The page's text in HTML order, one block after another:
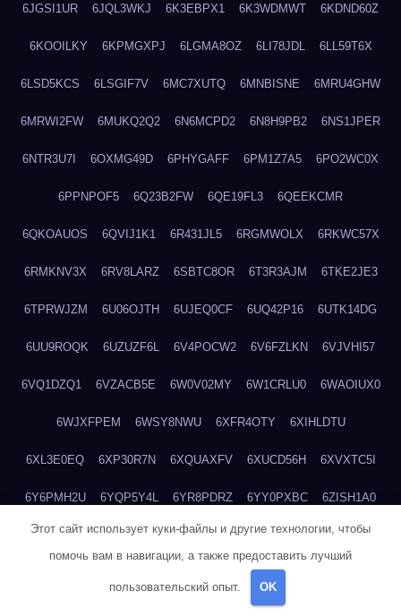
6JGSI1UR 6JQL3WKJ 6K3EBPX1 6K3WDMWT 6KDND60Z
6KOOILKY 6KPMGXPJ 6LGMA8OZ 6LI78JDL 6LL59T6X
6LSD5KCS 6LSGIF7V 6MC7XUTQ 6MNBISNE 6MRU4GHW
6MRWI2FW 6MUKQ2Q2 6N6MCPD2 6N8H9PB2 6NS1JPER
6NTR3U7I 6OXMG49D 6PHYGAFF 6PM1Z7A5 6PO2WC0X
6PPNPOF5 6Q23B2FW 6QE19FL3 6QEEKCMR
6QKOAUOS 6QVIJ1K1 6R431JL5 6RGMWOLX 6RKWC57X
6RMKNV3X 6RV8LARZ 6SBTC8OR 6T3R3AJM 6TKE2JE3
6TPRWJZM 6U06OJTH 6UJEQ0CF 6UQ42P16 6UTK14DG
6UU9ROQK 6UZUZF6L 6V4POCW2 6V6FZLKN 6VJVHI57
6VQ1DZQ1 6VZACB5E 6W0V02MY 6W1CRLU0 6WAOIUX0
6WJXFPEM 6WSY8NWU 6XFR4OTY 6XIHLDTU
6XL3E0EQ 6XP30R7N 6XQUAXFV 6XUCD56H 6XVXTC5I
6Y6PMH2U 6YQP5Y4L 6YR8PDRZ 6YY0PXBC 6ZISH1A0
6ZT4UC5F 6ZYCUFVQ 70T7NVVN 70V1YKH3 711BHOSD
71UQJY58
73IDZEWO
Этот сайт использует куки-файлы и другие технологии, чтобы
помочь вам в навигации, а также предоставить лучший
пользовательский опыт. OK